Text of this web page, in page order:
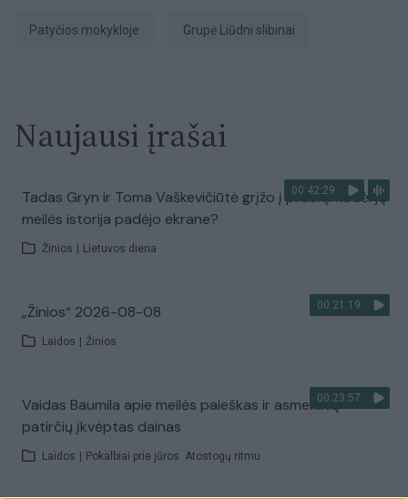
patyčios mokykloje grupė Liūdni slibinai
Naujausi įrašai
00:42:29
Tadas Gryn ir Toma Vaškevičiūtė grįžo į praeitį: kodėl jų
meilės istorija padėjo ekrane?
Žinios Lietuvos diena
00:21:19
„Žinios“ 2026-08-08
Laidos Žinios
00:23:57
Vaidas Baumila apie meilės paieškas ir asmeninių
patirčių įkvėptas dainas
Laidos Pokalbiai prie jūros. Atostogų ritmu